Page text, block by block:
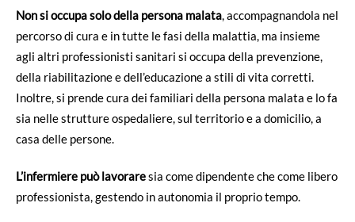
Non si occupa solo della persona malata, accompagnandola nel
percorso di cura e in tutte le fasi della malattia, ma insieme
agli altri professionisti sanitari si occupa della prevenzione,
della riabilitazione e dell’educazione a stili di vita corretti.
Inoltre, si prende cura dei familiari della persona malata e lo fa
sia nelle strutture ospedaliere, sul territorio e a domicilio, a
casa delle persone.
L’infermiere può lavoraresia come dipendente che come libero
professionista, gestendo in autonomia il proprio tempo.